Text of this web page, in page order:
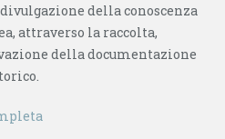
della conoscenza
attraverso la raccolta,
della documentazione